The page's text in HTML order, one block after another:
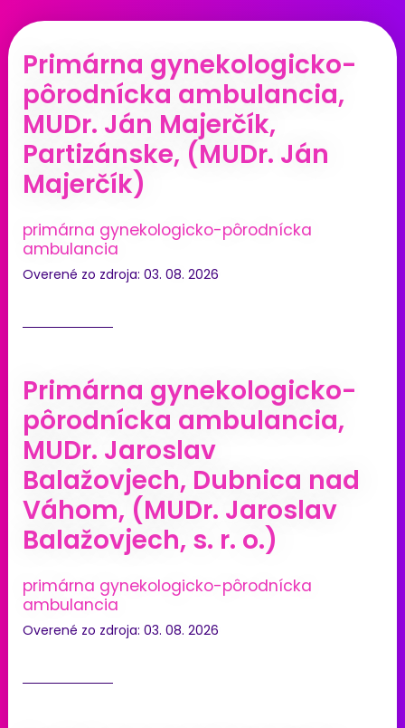
Primárna gynekologicko-
pôrodnícka ambulancia,
MUDr. Ján Majerčík,
Partizánske, (MUDr. Ján
Majerčík)
primárna gynekologicko-pôrodnícka
ambulancia
Overené zo zdroja: 03. 08. 2026
Primárna gynekologicko-
pôrodnícka ambulancia,
MUDr. Jaroslav
Balažovjech, Dubnica nad
Váhom, (MUDr. Jaroslav
Balažovjech, s. r. o.)
primárna gynekologicko-pôrodnícka
ambulancia
Overené zo zdroja: 03. 08. 2026